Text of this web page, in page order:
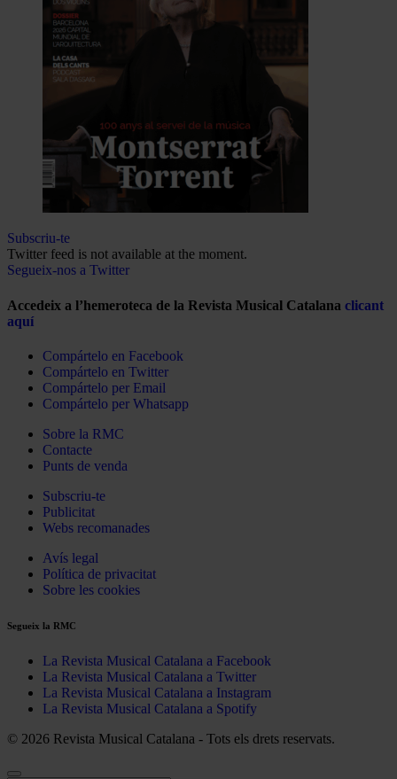
Subscriu-te
Twitter feed is not available at the moment.
Segueix-nos a Twitter
Accedeix a l’hemeroteca de la Revista Musical Catalana clicant
aquí
Compártelo en Facebook
Compártelo en Twitter
Compártelo per Email
Compártelo per Whatsapp
Sobre la RMC
Contacte
Punts de venda
Subscriu-te
Publicitat
Webs recomanades
Avís legal
Política de privacitat
Sobre les cookies
Segueix la RMC
La Revista Musical Catalana a Facebook
La Revista Musical Catalana a Twitter
La Revista Musical Catalana a Instagram
La Revista Musical Catalana a Spotify
© 2026 Revista Musical Catalana - Tots els drets reservats.